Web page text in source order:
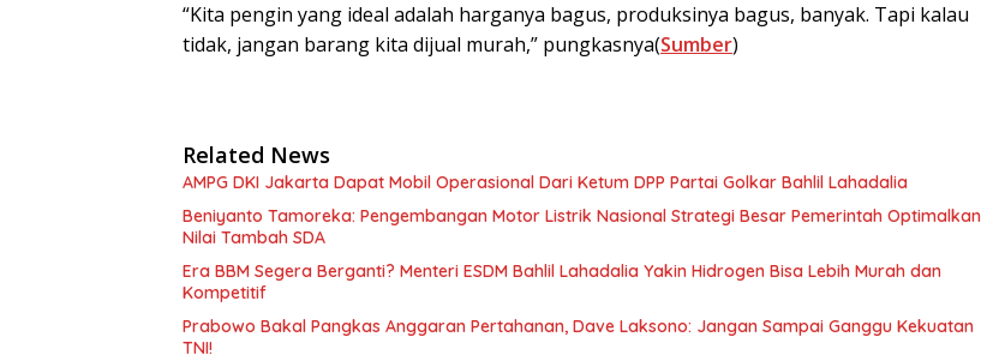
“Kita pengin yang ideal adalah harganya bagus, produksinya bagus, banyak. Tapi kalau
tidak, jangan barang kita dijual murah,” pungkasnya(Sumber)
Related News
AMPG DKI Jakarta Dapat Mobil Operasional Dari Ketum DPP Partai Golkar Bahlil Lahadalia
Beniyanto Tamoreka: Pengembangan Motor Listrik Nasional Strategi Besar Pemerintah Optimalkan
Nilai Tambah SDA
Era BBM Segera Berganti? Menteri ESDM Bahlil Lahadalia Yakin Hidrogen Bisa Lebih Murah dan
Kompetitif
Prabowo Bakal Pangkas Anggaran Pertahanan, Dave Laksono: Jangan Sampai Ganggu Kekuatan
TNI!